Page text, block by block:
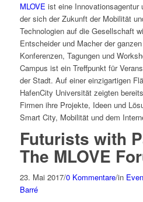
MLOVE ist eine Innovationsagentur
der sich der Zukunft der Mobilität
Technologien auf die Gesellschaft
Entscheider und Macher der
Konferenzen, Tagungen und
Campus ist ein Treffpunkt für
der Stadt. Auf einer einzigartigen
HafenCity Universität zeigten
Firmen ihre Projekte, Ideen und
Smart City, Mobilität und dem
Futurists with
The MLOVE
23. Mai 2017/0 Kommentare/in
Barré